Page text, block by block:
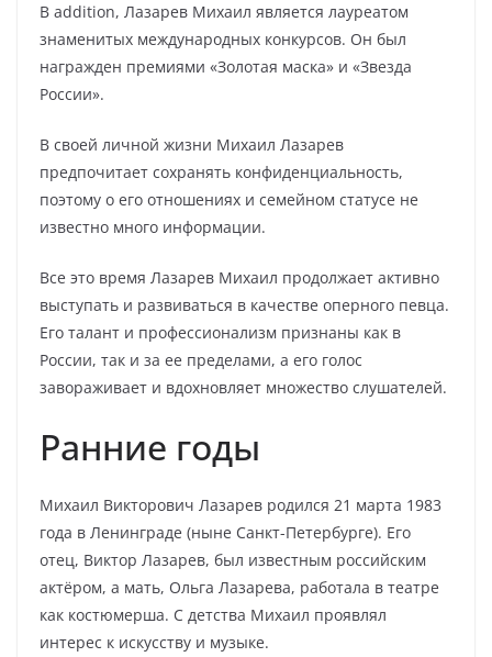
В addition, Лазарев Михаил является лауреатом
знаменитых международных конкурсов. Он был
награжден премиями «Золотая маска» и «Звезда
России».
В своей личной жизни Михаил Лазарев
предпочитает сохранять конфиденциальность,
поэтому о его отношениях и семейном статусе не
известно много информации.
Все это время Лазарев Михаил продолжает активно
выступать и развиваться в качестве оперного певца.
Его талант и профессионализм признаны как в
России, так и за ее пределами, а его голос
завораживает и вдохновляет множество слушателей.
Ранние годы
Михаил Викторович Лазарев родился 21 марта 1983
года в Ленинграде (ныне Санкт-Петербурге). Его
отец, Виктор Лазарев, был известным российским
актёром, а мать, Ольга Лазарева, работала в театре
как костюмерша. С детства Михаил проявлял
интерес к искусству и музыке.